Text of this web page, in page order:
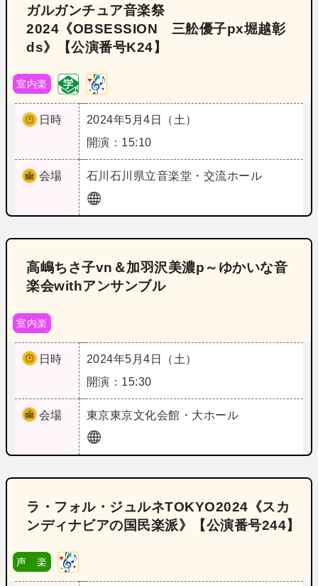
ガルガンチュア音楽祭
2024《OBSESSION 三舩優子px堀越彰
ds》【公演番号K24】
室内楽
日時
2024年5月4日（土）
開演：15:10
会場 石川 石川県立音楽堂・交流ホール
高嶋ちさ子vn＆加羽沢美濃p～ゆかいな音
楽会withアンサンブル
室内楽
日時
2024年5月4日（土）
開演：15:30
会場 東京東京文化会館・大ホール
ラ・フォル・ジュルネTOKYO2024《スカ
ンディナビアの国民楽派》【公演番号244】
声 楽